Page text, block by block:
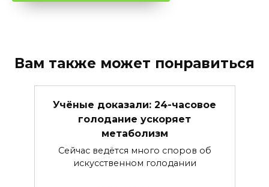
Вам также может понравиться
Учёные доказали: 24-часовое
голодание ускоряет
метаболизм
Сейчас ведётся много споров об
искусственном голодании